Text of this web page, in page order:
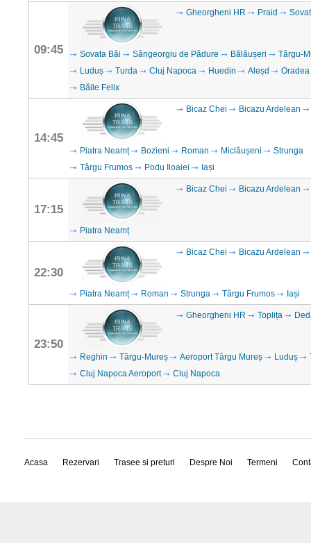
09:45
Gheorgheni HR Praid
Sovata Băi Sângeorgiu de Pădure Bălăușeri
Târgu-
Luduș
Turda Cluj Napoca Huedin Aleșd
Oradea
Băile Felix
14:45
Bicaz Chei Bicazu Ardelean
Piatra Neamț Bozieni Roman Miclăușeni
Strunga
Târgu Frumos
Podu Iloaiei Iași
17:15
Bicaz Chei Bicazu Ardelean
Piatra Neamț
22:30
Bicaz Chei Bicazu Ardelean
Piatra Neamț Roman Strunga Târgu Frumos Iași
23:50
Gheorgheni HR Toplița
Reghin Târgu-Mureș Aeroport Târgu Mureș Luduș
Cluj Napoca Aeroport
Cluj Napoca
Acasa Rezervari Trasee si preturi Despre Noi Termeni